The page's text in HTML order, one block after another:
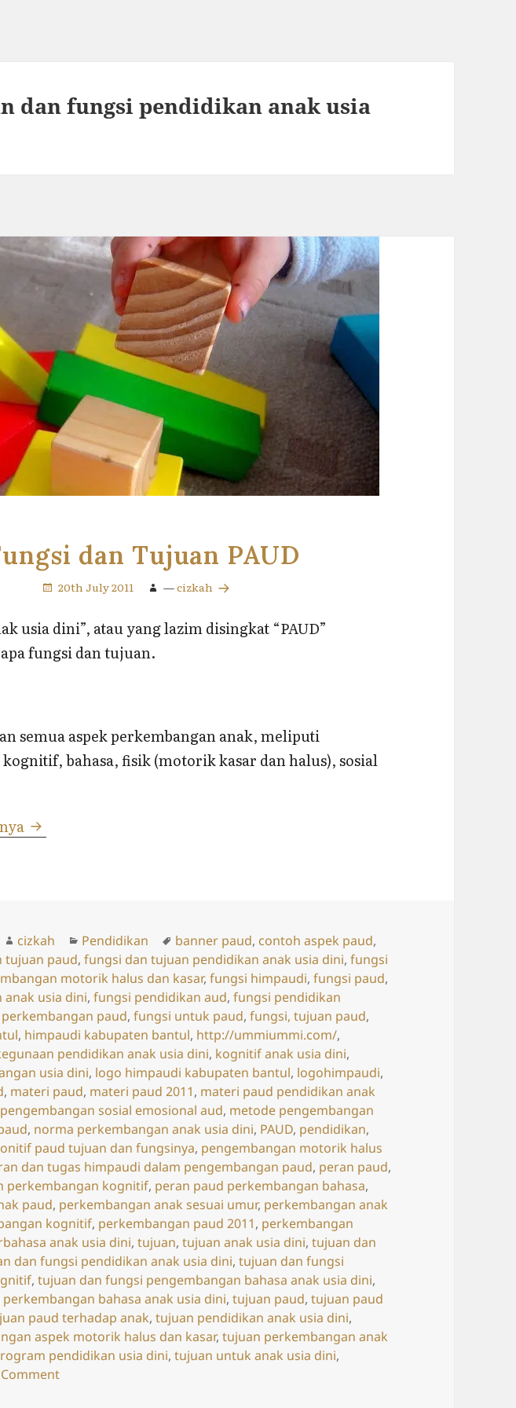
dan fungsi pendidikan anak usia
dan Tujuan PAUD
20th July 2011 —cizkah
usia dini”, atau yang lazim disingkat “PAUD”
fungsi dan tujuan.
semua aspek perkembangan anak, meliputi
bahasa, fisik (motorik kasar dan halus), sosial
Fungsi dan Tujuan PAUD
Author
cizkah Categories
Pendidikan Tags
banner paud, contoh aspek paud,
tujuan paud,fungsi dan tujuan pendidikan anak usia dini,fungsi
motorik halus dan kasar,fungsi himpaudi,fungsi paud,
usia dini,fungsi pendidikan aud,fungsi pendidikan
paud,fungsi untuk paud,fungsi, tujuan paud,
, himpaudi kabupaten bantul, http://ummiummi.com/,
pendidikan anak usia dini, kognitif anak usia dini,
usia dini, logo himpaudi kabupaten bantul, logohimpaudi,
, materi paud, materi paud 2011, materi paud pendidikan anak
sosial emosional aud, metode pengembangan
, norma perkembangan anak usia dini, PAUD, pendidikan,
paud tujuan dan fungsinya, pengembangan motorik halus
dan tugas himpaudi dalam pengembangan paud, peran paud,
perkembangan kognitif, peran paud perkembangan bahasa,
paud, perkembangan anak sesuai umur, perkembangan anak
kognitif, perkembangan paud 2011, perkembangan
anak usia dini,tujuan,tujuan anak usia dini,tujuan dan
dan fungsi pendidikan anak usia dini,tujuan dan fungsi
,tujuan dan fungsi pengembangan bahasa anak usia dini,
bahasa anak usia dini,tujuan paud,tujuan paud
paud terhadap anak,tujuan pendidikan anak usia dini,
aspek motorik halus dan kasar,tujuan perkembangan anak
pendidikan usia dini,tujuan untuk anak usia dini,
on Fungsi dan Tujuan PAUD